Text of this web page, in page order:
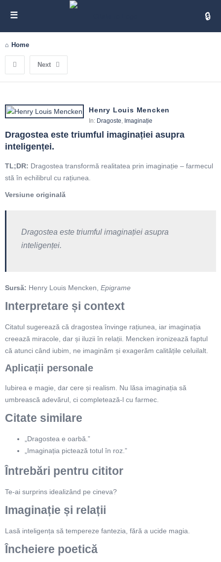
Home
Next
Henry Louis Mencken
In: Dragoste, Imaginație
Dragostea este triumful imaginației asupra
inteligenței.
TL;DR: Dragostea transformă realitatea prin imaginație – farmecul
stă în echilibrul cu rațiunea.
Versiune originală
Dragostea este triumful imaginației asupra
inteligenței.
Sursă: Henry Louis Mencken, Epigrame
Interpretare și context
Citatul sugerează că dragostea învinge rațiunea, iar imaginația
creează miracole, dar și iluzii în relații. Mencken ironizează faptul
că atunci când iubim, ne imaginăm și exagerăm calitățile celuilalt.
Aplicații personale
Iubirea e magie, dar cere și realism. Nu lăsa imaginația să
umbrească adevărul, ci completează-l cu farmec.
Citate similare
„Dragostea e oarbă.”
„Imaginația pictează totul în roz.”
Întrebări pentru cititor
Te-ai surprins idealizând pe cineva?
Imaginație și relații
Lasă inteligența să tempereze fantezia, fără a ucide magia.
Încheiere poetică